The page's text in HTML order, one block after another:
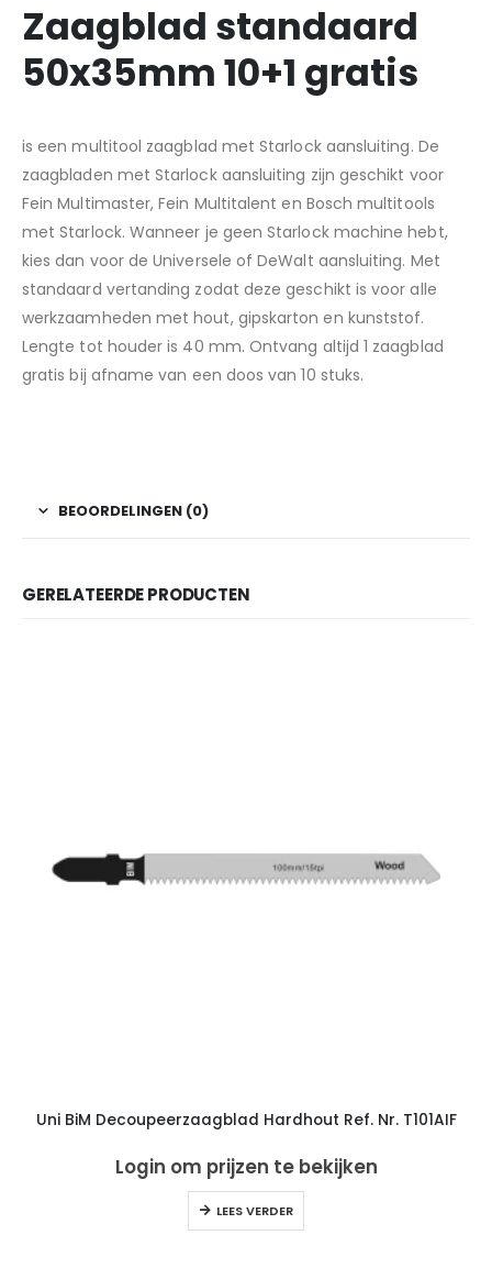
Zaagblad standaard
50x35mm 10+1 gratis
is een multitool zaagblad met Starlock aansluiting. De
zaagbladen met Starlock aansluiting zijn geschikt voor
Fein Multimaster, Fein Multitalent en Bosch multitools
met Starlock. Wanneer je geen Starlock machine hebt,
kies dan voor de Universele of DeWalt aansluiting. Met
standaard vertanding zodat deze geschikt is voor alle
werkzaamheden met hout, gipskarton en kunststof.
Lengte tot houder is 40 mm. Ontvang altijd 1 zaagblad
gratis bij afname van een doos van 10 stuks.
BEOORDELINGEN (0)
GERELATEERDE PRODUCTEN
Uni BiM Decoupeerzaagblad Hardhout Ref. Nr. T101AIF
Login om prijzen te bekijken
LEES VERDER